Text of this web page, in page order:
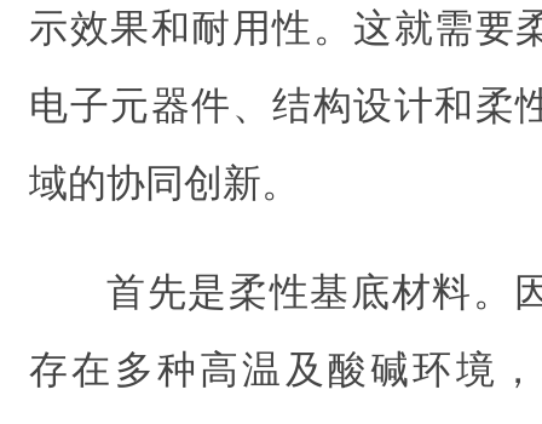
示效果和耐用性。这就需要
电子元器件、结构设计和柔
域的协同创新。
首先是柔性基底材料。
存在多种高温及酸碱环境